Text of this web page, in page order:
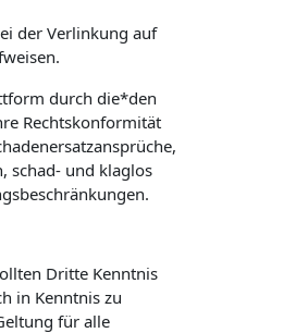
der Verlinkung auf
durch die*den
Rechtskonformität
schad- und klaglos
Dritte Kenntnis
in Kenntnis zu
für alle